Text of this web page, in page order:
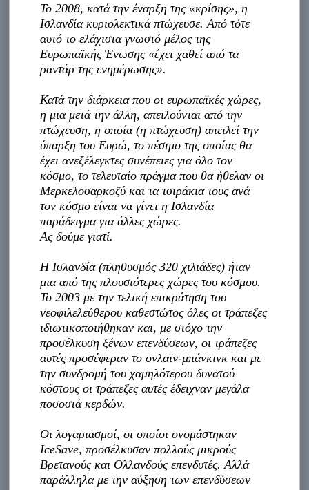
Το 2008, κατά την έναρξη της «κρίσης», η
Ισλανδία κυριολεκτικά πτώχευσε. Από τότε
αυτό το ελάχιστα γνωστό μέλος της
Ευρωπαϊκής Ένωσης «έχει χαθεί από τα
ραντάρ της ενημέρωσης».
Κατά την διάρκεια που οι ευρωπαϊκές χώρες,
η μια μετά την άλλη, απειλούνται από την
πτώχευση, η οποία (η πτώχευση) απειλεί την
ύπαρξη του Ευρώ, το πέσιμο της οποίας θα
έχει ανεξέλεγκτες συνέπειες για όλο τον
κόσμο, το τελευταίο πράγμα που θα ήθελαν οι
Μερκελοσαρκοζύ και τα τσιράκια τους ανά
τον κόσμο είναι να γίνει η Ισλανδία
παράδειγμα για άλλες χώρες.
Ας δούμε γιατί.
Η Ισλανδία (πληθυσμός 320 χιλιάδες) ήταν
μια από της πλουσιότερες χώρες του κόσμου.
Το 2003 με την τελική επικράτηση του
νεοφιλελεύθερου καθεστώτος όλες οι τράπεζες
ιδιωτικοποιήθηκαν και, με στόχο την
προσέλκυση ξένων επενδύσεων, οι τράπεζες
αυτές προσέφεραν το ονλαϊν-μπάνκινκ και με
την συνδρομή του χαμηλότερου δυνατού
κόστους οι τράπεζες αυτές έδειχναν μεγάλα
ποσοστά κερδών.
Οι λογαριασμοί, οι οποίοι ονομάστηκαν
IceSave, προσέλκυσαν πολλούς μικρούς
Βρετανούς και Ολλανδούς επενδυτές. Αλλά
παράλληλα με την αύξηση των επενδύσεων